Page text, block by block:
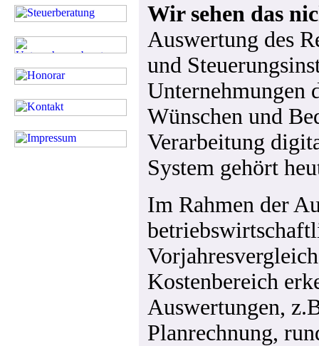
Wir sehen das
Auswertung des
und
Unternehmungen
Wünschen und
Verarbeitung
System gehört
Im Rahmen der
Kostenbereich
Auswertungen,
Planrechnung,